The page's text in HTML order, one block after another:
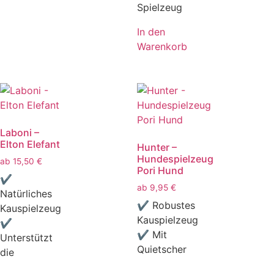
Spielzeug
In den
Warenkorb
Laboni –
Elton Elefant
ab 15,50 €
✔
Natürliches
Kauspielzeug
✔
Unterstützt
die
Hunter –
Hundespielzeug
Pori Hund
ab 9,95 €
✔ Robustes
Kauspielzeug
✔ Mit
Quietscher